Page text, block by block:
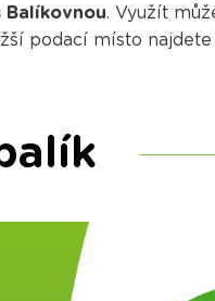
Balíkovnou. Využít
podací místo najdete